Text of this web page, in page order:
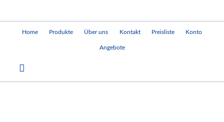
Home Produkte Über uns Kontakt Preisliste Konto
Angebote